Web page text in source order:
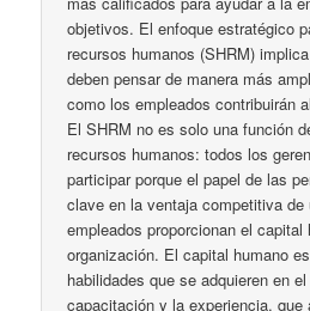
objetivos. El enfoque estratégico
recursos humanos (SHRM)
deben pensar de manera más
como los empleados contribuirán
El SHRM no es solo una función
recursos humanos: todos los
participar porque el papel de las
clave en la ventaja competitiva de
empleados proporcionan el capital
organización. El capital humano
habilidades que se adquieren en
capacitación y la experiencia, que